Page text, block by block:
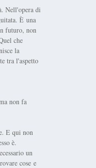
Nell'opera di
È una
futuro, non
che
la
tra l'aspetto
non fa
E qui non
è.
un
cose e